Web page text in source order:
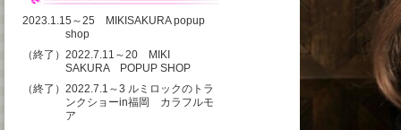
2023.1.15～25 MIKISAKURA popup
shop
（終了）2022.7.11～20 MIKI
SAKURA POPUP SHOP
（終了）2022.7.1～3 ルミロックのトラ
ンクショーin福岡 カラフルモ
ア